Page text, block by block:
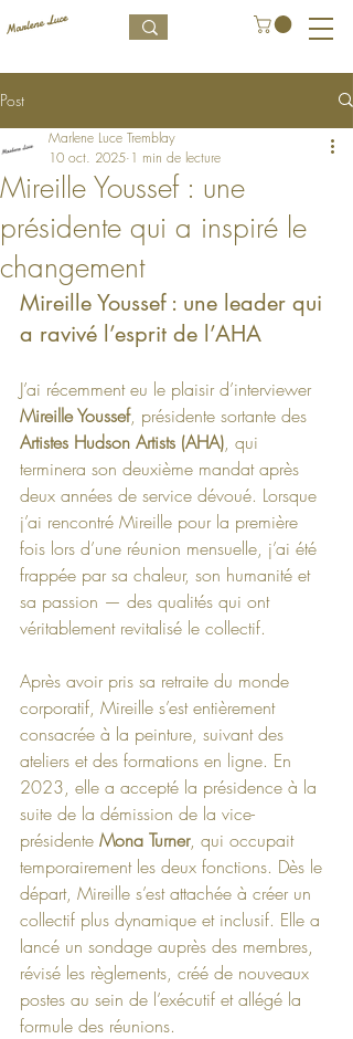
Post
Mireille Youssef : une
présidente qui a inspiré le
changement
Marlene Luce Tremblay
10 oct. 2025 1 min de lecture
Mireille Youssef : une leader qui
a ravivé l’esprit de l’AHA
J’ai récemment eu le plaisir d’interviewer
Mireille Youssef, présidente sortante des
Artistes Hudson Artists (AHA), qui
terminera son deuxième mandat après
deux années de service dévoué. Lorsque
j’ai rencontré Mireille pour la première
fois lors d’une réunion mensuelle, j’ai été
frappée par sa chaleur, son humanité et
sa passion — des qualités qui ont
véritablement revitalisé le collectif.
Après avoir pris sa retraite du monde
corporatif, Mireille s’est entièrement
consacrée à la peinture, suivant des
ateliers et des formations en ligne. En
2023, elle a accepté la présidence à la
suite de la démission de la vice-
présidente Mona Turner, qui occupait
temporairement les deux fonctions. Dès le
départ, Mireille s’est attachée à créer un
collectif plus dynamique et inclusif. Elle a
lancé un sondage auprès des membres,
révisé les règlements, créé de nouveaux
postes au sein de l’exécutif et allégé la
formule des réunions.